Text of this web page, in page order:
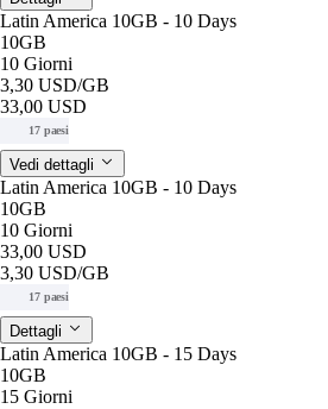
Latin America 10GB - 10 Days
10GB
10 Giorni
3,30 USD/GB
33,00 USD
17 paesi
Vedi dettagli
Latin America 10GB - 10 Days
10GB
10 Giorni
33,00 USD
3,30 USD/GB
17 paesi
Dettagli
Latin America 10GB - 15 Days
10GB
15 Giorni